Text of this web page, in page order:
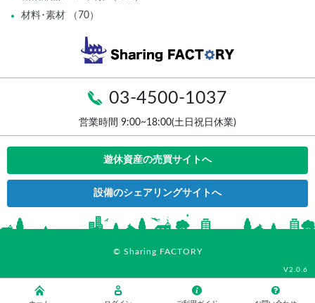
03-4500-1037
営業時間 9:00~18:00(土日祝日休業)
遊休資産の売買サイトへ
設備のシェアリングサイトへ
材料･素材 （70）
© Sharing FACTORY
V2.0.6